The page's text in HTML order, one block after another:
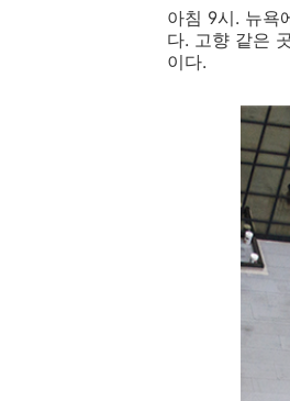
아침 9시. 뉴욕
다. 고향 같은
이다.